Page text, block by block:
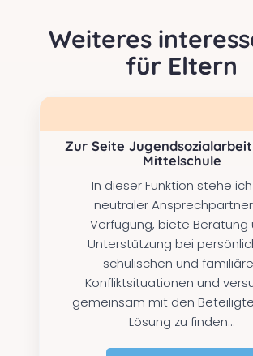
Weiteres
für Eltern
Zur Seite
Mittelschule
In dieser Funktion stehe
neutraler
Verfügung, biete Beratung
Unterstützung bei
schulischen und
Konfliktsituationen und
gemeinsam mit den
Lösung zu finden...